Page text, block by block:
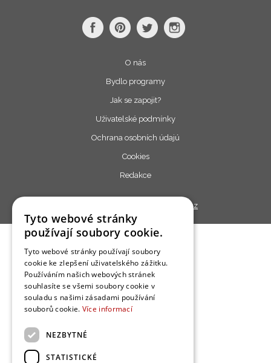
O nás
Bydlo programy
Jak se zapojit?
Uživatelské podmínky
Ochrana osobních údajú
Cookies
Redakce
Bydlo.cz
Tyto webové stránky
používají soubory cookie.
Tyto webové stránky používají soubory
cookie ke zlepšení uživatelského zážitku.
Používáním našich webových stránek
souhlasíte se všemi soubory cookie v
souladu s našimi zásadami používání
souborů cookie. Více informací
NEZBYTNÉ
STATISTICKÉ